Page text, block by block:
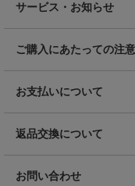
サービス・お知らせ
ご購入にあたっての注
お支払いについて
返品交換について
お問い合わせ